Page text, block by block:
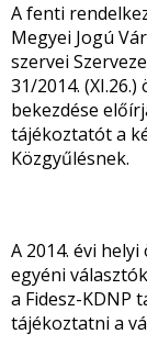
A fenti
Megyei Jogú
szervei
31/2014.
bekezdése
tájékoztatót a
Közgyűlésnek.
A 2014. évi
egyéni
a Fidesz-KDNP
tájékoztatni a